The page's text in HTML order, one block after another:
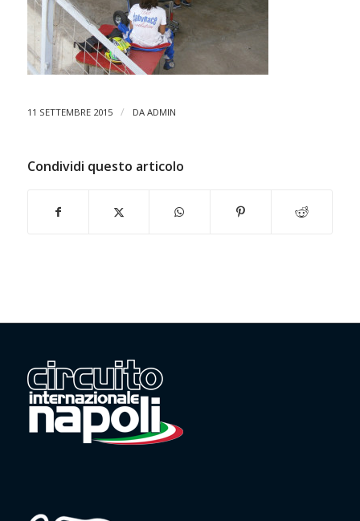
11 SETTEMBRE 2015 / DA ADMIN
Condividi questo articolo